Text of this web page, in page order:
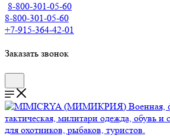
8-800-301-05-60
8-800-301-05-60
+7-915-364-42-01
Заказать звонок